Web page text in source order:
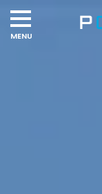
Navigation
menu